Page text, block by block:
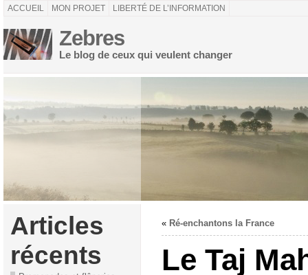
ACCUEIL MON PROJET LIBERTÉ DE L’INFORMATION
Zebres
Le blog de ceux qui veulent changer
Articles
récents
« Ré-enchantons la France
Le Taj